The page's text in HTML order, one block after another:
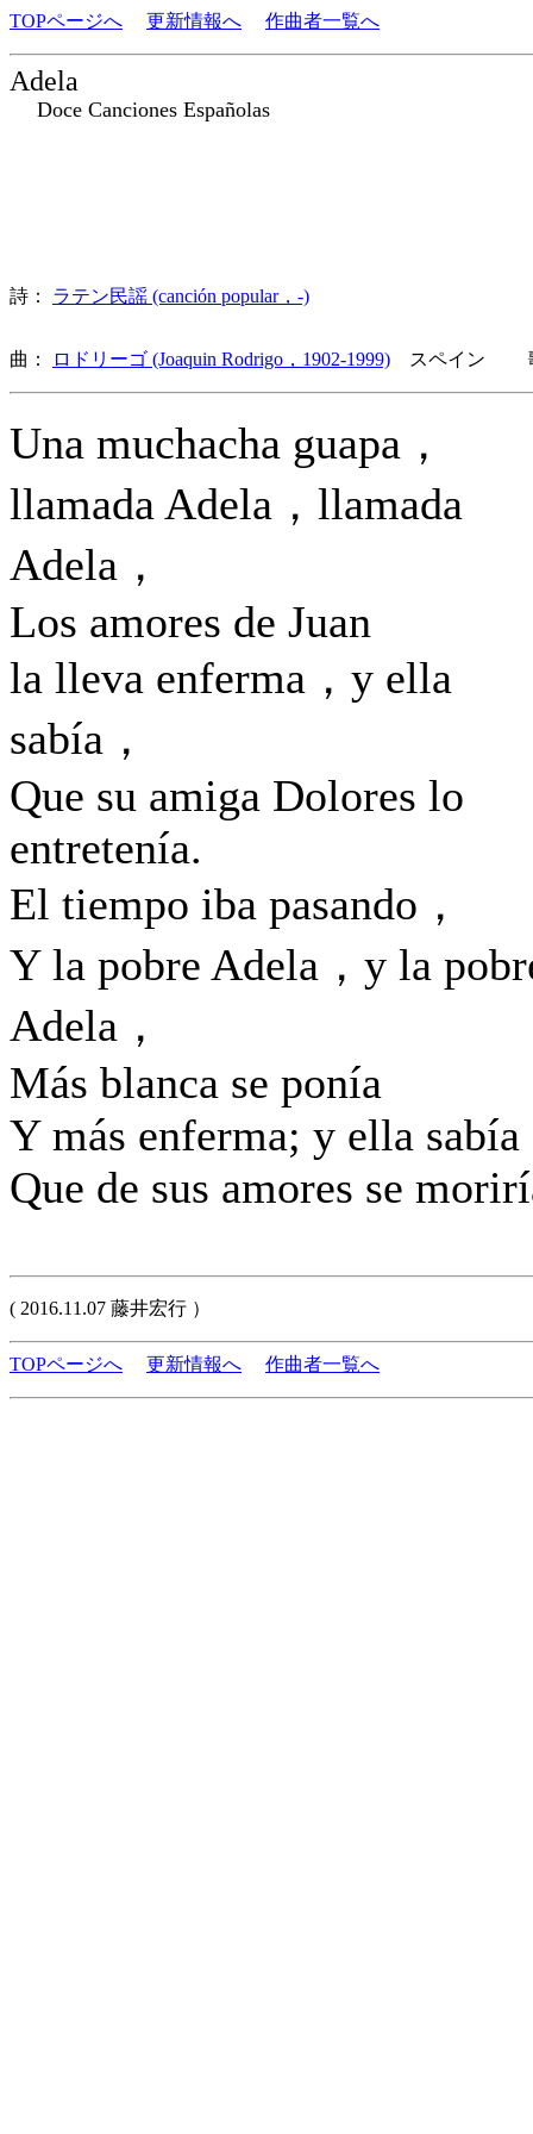
TOPページへ 更新情報へ 作曲者一覧へ
Adela
Doce Canciones Españolas
詩： ラテン民謡 (canción popular，-)
曲： ロドリーゴ (Joaquin Rodrigo，1902-1999) スペイン 歌
Una muchacha guapa，
llamada Adela，llamada
Adela，
Los amores de Juan
la lleva enferma，y ella
sabía，
Que su amiga Dolores lo
entretenía.
El tiempo iba pasando，
Y la pobre Adela，y la
Adela，
Más blanca se ponía
Y más enferma; y ella sabía
Que de sus amores se
( 2016.11.07 藤井宏行 ）
TOPページへ 更新情報へ 作曲者一覧へ